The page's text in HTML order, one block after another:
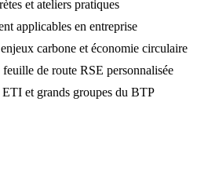
et ateliers pratiques
applicables en entreprise
carbone et économie circulaire
de route RSE personnalisée
et grands groupes du BTP